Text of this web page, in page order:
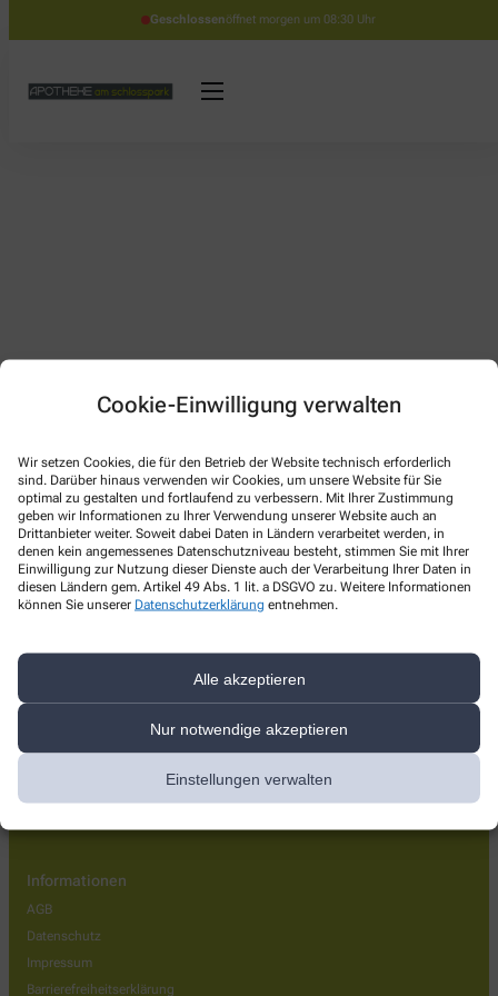
Cookie-Einwilligung verwalten
Wir setzen Cookies, die für den Betrieb der Website technisch erforderlich
sind. Darüber hinaus verwenden wir Cookies, um unsere Website für Sie
optimal zu gestalten und fortlaufend zu verbessern. Mit Ihrer Zustimmung
geben wir Informationen zu Ihrer Verwendung unserer Website auch an
Drittanbieter weiter. Soweit dabei Daten in Ländern verarbeitet werden, in
denen kein angemessenes Datenschutzniveau besteht, stimmen Sie mit Ihrer
Einwilligung zur Nutzung dieser Dienste auch der Verarbeitung Ihrer Daten in
diesen Ländern gem. Artikel 49 Abs. 1 lit. a DSGVO zu. Weitere Informationen
können Sie unserer Datenschutzerklärung entnehmen.
Alle akzeptieren
Nur notwendige akzeptieren
Einstellungen verwalten
Geschlossenöffnet morgen um 08:30 Uhr
Kontakt
Apotheke am Schlosspark
Bezirksstraße 30,63755 Alzenau
+49-6023/9 17 36 44
+49-6023/9 17 36 45
info@apotheke-schlosspark.de
Über uns
Kontakt
Informationen
AGB
Datenschutz
Impressum
Barrierefreiheitserklärung